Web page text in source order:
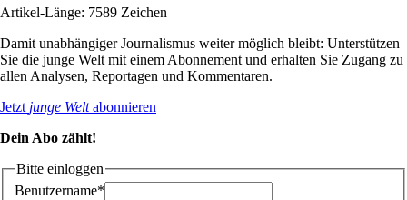
Artikel-Länge: 7589 Zeichen
Damit unabhängiger Journalismus weiter möglich bleibt: Unterstützen
Sie die junge Welt mit einem Abonnement und erhalten Sie Zugang zu
allen Analysen, Reportagen und Kommentaren.
Jetzt junge Weltabonnieren
Dein Abo zählt!
Bitte einloggen
Benutzername*